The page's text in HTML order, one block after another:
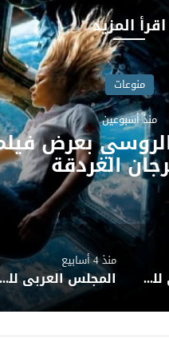
اقرأ المزيد
منوعات
منذ 4 أسابيع
المجتمعية
مشاطرته
المجلس العربي للمسؤولية المجتمعية يهنئ المصرفي وليد الشربيني بمنصبه الجديد في بنك التنمية الصناعية
الثلاثاء - 30 يونيو 2026
بوابة يوتوبيا تنعي زوج الدكتورة نيفين الكيلاني وزير الثقافة الأسبق